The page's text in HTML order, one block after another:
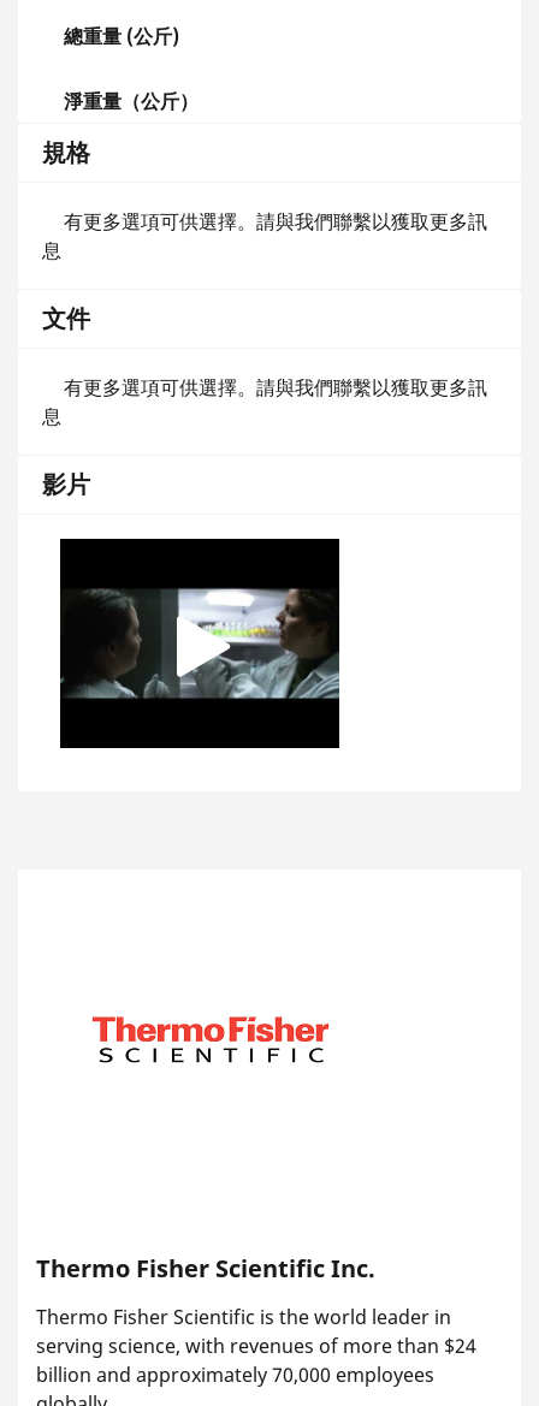
總重量 (公斤)
淨重量（公斤）
規格
有更多選項可供選擇。請與我們聯繫以獲取更多訊
息
文件
有更多選項可供選擇。請與我們聯繫以獲取更多訊
息
影片
Thermo Fisher Scientific Inc.
Thermo Fisher Scientific is the world leader in
serving science, with revenues of more than $24
billion and approximately 70,000 employees